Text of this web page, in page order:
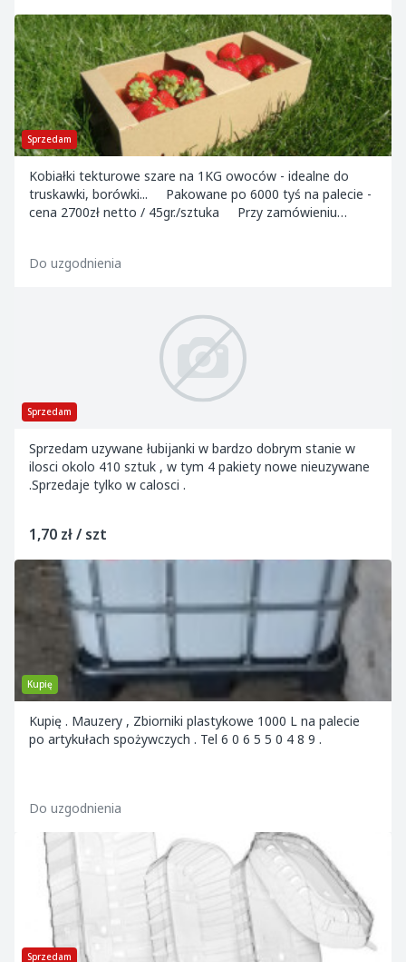
Sprzedam
Kobiałki tekturowe szare na 1KG owoców - idealne do
truskawki, borówki... Pakowane po 6000 tyś na palecie -
cena 2700zł netto / 45gr./sztuka Przy zamówieniu
Do uzgodnienia
Sprzedam
Sprzedam uzywane łubijanki w bardzo dobrym stanie w
ilosci okolo 410 sztuk , w tym 4 pakiety nowe nieuzywane
.Sprzedaje tylko w calosci .
1,70 zł / szt
Kupię
Kupię . Mauzery , Zbiorniki plastykowe 1000 L na palecie
po artykułach spożywczych . Tel 6 0 6 5 5 0 4 8 9 .
Do uzgodnienia
Sprzedam